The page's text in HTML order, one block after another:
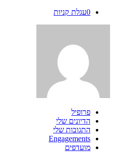
0עגלת קניות
פרופיל
הדיונים שלי
התגובות שלי
Engagements
מועדפים